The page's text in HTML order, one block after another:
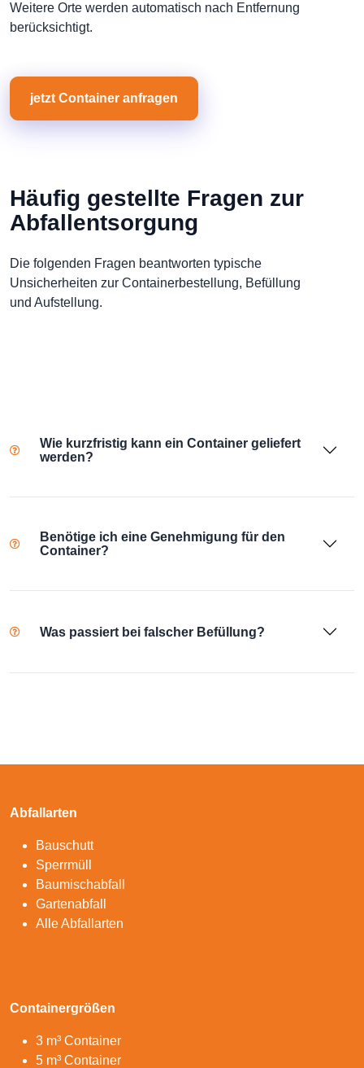
Weitere Orte werden automatisch nach Entfernung
berücksichtigt.
jetzt Container anfragen
Häufig gestellte Fragen zur
Abfallentsorgung
Die folgenden Fragen beantworten typische
Unsicherheiten zur Containerbestellung, Befüllung
und Aufstellung.
Wie kurzfristig kann ein Container geliefert
werden?
Benötige ich eine Genehmigung für den
Container?
Was passiert bei falscher Befüllung?
Abfallarten
Bauschutt
Sperrmüll
Baumischabfall
Gartenabfall
Alle Abfallarten
Containergrößen
3 m³ Container
5 m³ Container